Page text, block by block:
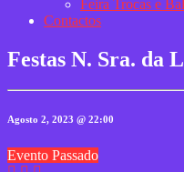
Feira Trocas e
Contactos
Festas N. Sra. da
Agosto 2, 2023 @ 22:00
Evento Passado